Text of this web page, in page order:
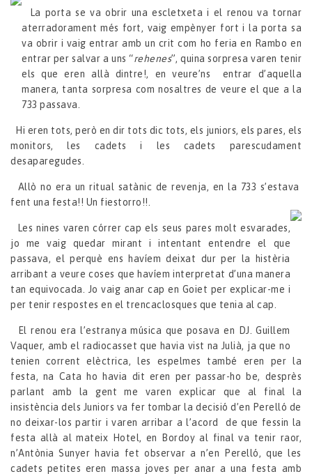
La porta se va obrir una escletxeta i el renou va tornar
aterradorament més fort, vaig empènyer fort i la porta sa
va obrir i vaig entrar amb un crit com ho feria en Rambo en
entrar per salvar a uns “rehenes”, quina sorpresa varen tenir
els que eren allà dintre!, en veure’ns entrar d’aquella
manera, tanta sorpresa com nosaltres de veure el que a la
733 passava.
Hi eren tots, però en dir tots dic tots, els juniors, els pares, els
monitors, les cadets i les cadets parescudament
desaparegudes.
Allò no era un ritual satànic de revenja, en la 733 s’estava
fent una festa!! Un fiestorro!!.
Les nines varen córrer cap els seus pares molt esvarades,
jo me vaig quedar mirant i intentant entendre el que
passava, el perquè ens havíem deixat dur per la histèria
arribant a veure coses que havíem interpretat d’una manera
tan equivocada. Jo vaig anar cap en Goiet per explicar-me i
per tenir respostes en el trencaclosques que tenia al cap.
El renou era l’estranya música que posava en DJ. Guillem
Vaquer, amb el radiocasset que havia vist na Julià, ja que no
tenien corrent elèctrica, les espelmes també eren per la
festa, na Cata ho havia dit eren per passar-ho be, desprès
parlant amb la gent me varen explicar que al final la
insistència dels Juniors va fer tombar la decisió d’en Perelló de
no deixar-los partir i varen arribar a l’acord de que fessin la
festa allà al mateix Hotel, en Bordoy al final va tenir raor,
n’Antònia Sunyer havia fet observar a n’en Perelló, que les
cadets petites eren massa joves per anar a una festa amb